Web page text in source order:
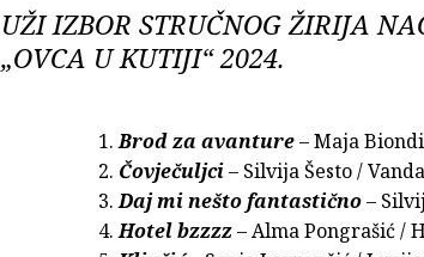
UŽI IZBOR STRUČNOG ŽIRIJA
„OVCA U KUTIJI“ 2024.
1.Brod za avanture– Maja
2. Čovječuljci– Silvija Šesto /
3.Daj mi nešto fantastično–
4.Hotel bzzzz– Alma Pongrašić /